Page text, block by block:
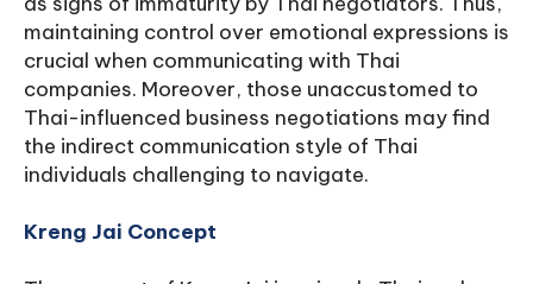
maintaining control over emotional expressions is
crucial when communicating with Thai
companies. Moreover, those unaccustomed to
Thai-influenced business negotiations may find
the indirect communication style of Thai
individuals challenging to navigate.
Kreng Jai Concept